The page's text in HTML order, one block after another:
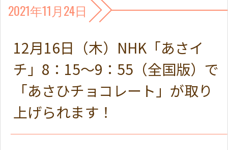
2021年11月24日
12月16日（木）NHK「あさイ
チ」8：15～9：55（全国版）で
「あさひチョコレート」が取り
上げられます！